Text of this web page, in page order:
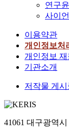
연구
사이
이용약관
개인정보처
개인정보 재
기관소개
저작물 게
41061 대구광역